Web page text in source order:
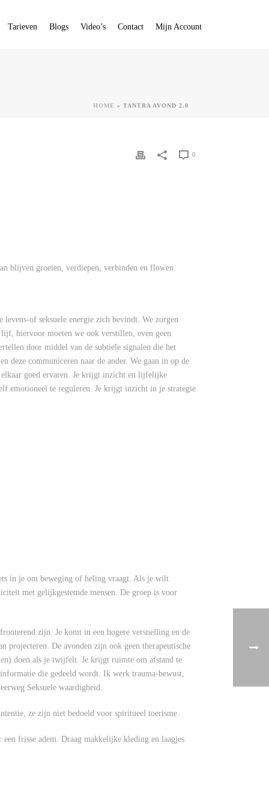
Tarieven Blogs Video’s Contact Mijn Account
HOME » TANTRA AVOND 2.0
0
blijven groeien, verdiepen, verbinden en flowen.
of seksuele energie zich bevindt. We zorgen
lijf, hiervoor moeten we ook verstillen, even geen
door middel van de subtiele signalen die het
deze communiceren naar de ander. We gaan in op de
goed ervaren. Je krijgt inzicht en lijfelijke
emotioneel te reguleren. Je krijgt inzicht in je strategie
in je om beweging of heling vraagt. Als je wilt
met gelijkgestemde mensen. De groep is voor
zijn. Je komt in een hogere versnelling en de
projecteren. De avonden zijn ook geen therapeutische
doen als je twijfelt. Je krijgt ruimte om afstand te
die gedeeld wordt. Ik werk trauma-bewust,
Seksuele waardigheid.
ze zijn niet bedoeld voor spiritueel toerisme.
frisse adem. Draag makkelijke kleding en laagjes